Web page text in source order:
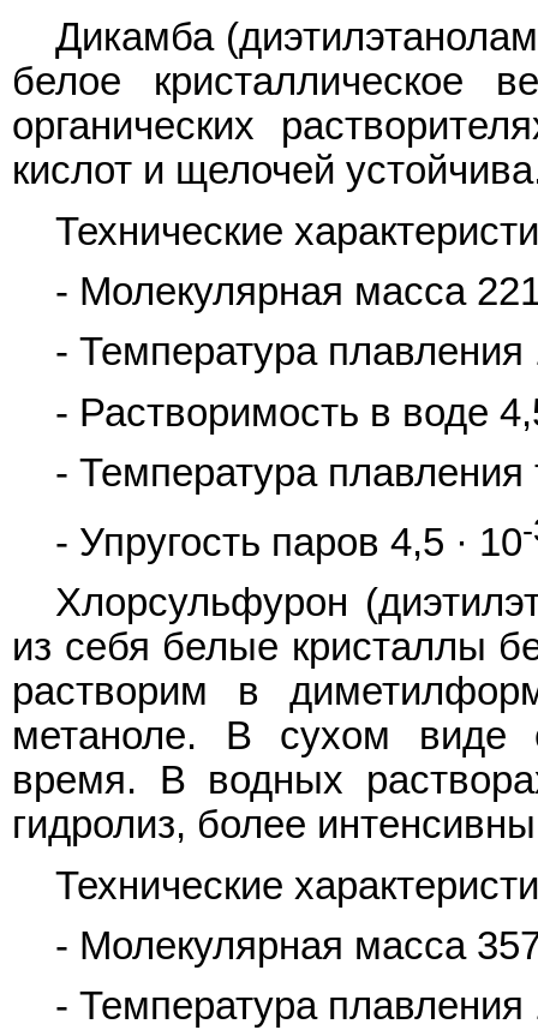
Дикамба
белое кристаллическое
органических
кислот и щелочей
Технические
- Молекулярная масса
- Температура плавления
- Растворимость в воде
- Температура плавления
- Упругость паров 4,5 · 10
Хлорсульфурон
из себя белые кристаллы
растворим в
метаноле. В сухом виде
время. В водных
гидролиз, более
Технические
- Молекулярная масса
- Температура плавления